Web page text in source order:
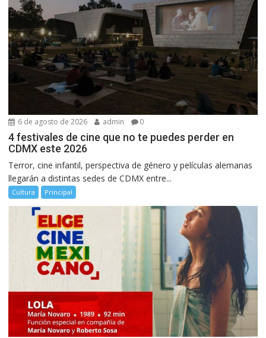
6 de agosto de 2026 admin 0
4 festivales de cine que no te puedes perder en
CDMX este 2026
Terror, cine infantil, perspectiva de género y películas alemanas
llegarán a distintas sedes de CDMX entre...
Cultura Principal